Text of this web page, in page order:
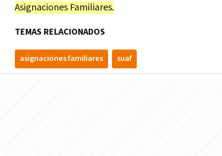
Asignaciones Familiares.
TEMAS RELACIONADOS
asignaciones familiares suaf